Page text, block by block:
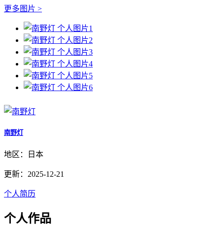
更多图片 >
南野灯
地区：日本
更新：2025-12-21
个人简历
个人作品